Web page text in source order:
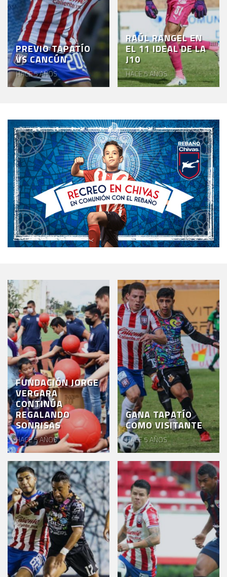
PREVIO TAPATÍO
VS CANCÚN
HACE 5 AÑOS
RAÚL RANGEL EN
EL 11 IDEAL DE LA
J10
HACE 5 AÑOS
FUNDACIÓN JORGE
VERGARA
CONTINÚA
REGALANDO
SONRISAS
HACE 5 AÑOS
GANA TAPATÍO
COMO VISITANTE
HACE 5 AÑOS